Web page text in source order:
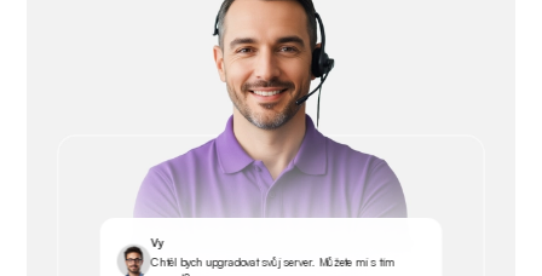
Vy
Chtěl bych upgradovat svůj server. Můžete mi s tím